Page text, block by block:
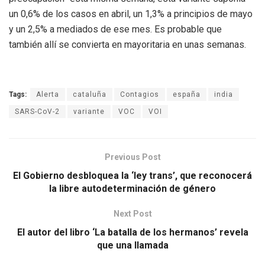
un 0,6% de los casos en abril, un 1,3% a principios de mayo
y un 2,5% a mediados de ese mes. Es probable que
también allí se convierta en mayoritaria en unas semanas.
Tags: Alerta cataluña Contagios españa india
SARS-CoV-2 variante VOC VOI
Previous Post
El Gobierno desbloquea la ‘ley trans’, que reconocerá
la libre autodeterminación de género
Next Post
El autor del libro ‘La batalla de los hermanos’ revela
que una llamada